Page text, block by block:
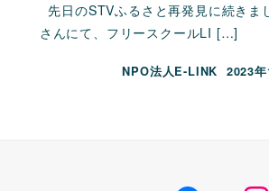
先日のSTVふるさと再発見に続きま
さんにて、フリースクールLI […]
NPO法人E-LINK 2023